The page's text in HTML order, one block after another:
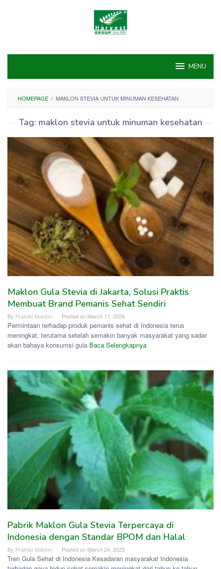
MENU
HOMEPAGE / MAKLON STEVIA UNTUK MINUMAN KESEHATAN
Tag: maklon stevia untuk minuman kesehatan
Maklon Gula Stevia di Jakarta, Solusi Praktis
Membuat Brand Pemanis Sehat Sendiri
By Praktisi Maklon Posted on March 17, 2026
Permintaan terhadap produk pemanis sehat di Indonesia terus
meningkat, terutama setelah semakin banyak masyarakat yang sadar
akan bahaya konsumsi gula Baca Selengkapnya
Pabrik Maklon Gula Stevia Terpercaya di
Indonesia dengan Standar BPOM dan Halal
By Praktisi Maklon Posted on March 24, 2025
Tren Gula Sehat di Indonesia Kesadaran masyarakat Indonesia